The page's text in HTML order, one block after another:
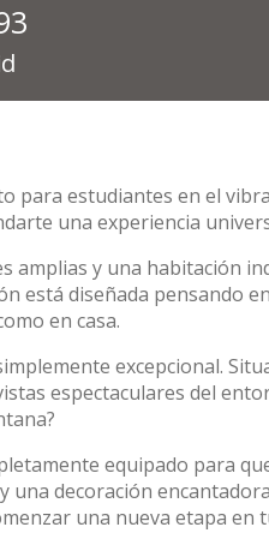
para estudiantes en el
una experiencia
amplias y una habitación
está diseñada pensando
en casa.
excepcional.
espectaculares del
equipado para
una decoración
una nueva etapa en